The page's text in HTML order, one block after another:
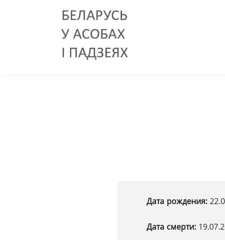
Дата рождения:
Дата смерти: